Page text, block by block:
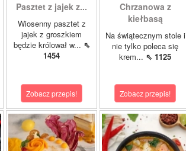
Pasztet z jajek z...
Wiosenny pasztet z
jajek z groszkiem
będzie królował w... ⇖
1454
Zobacz przepis!
Chrzanowa z
kiełbasą
Na świątecznym stole i
nie tylko poleca się
krem... ⇖ 1125
Zobacz przepis!